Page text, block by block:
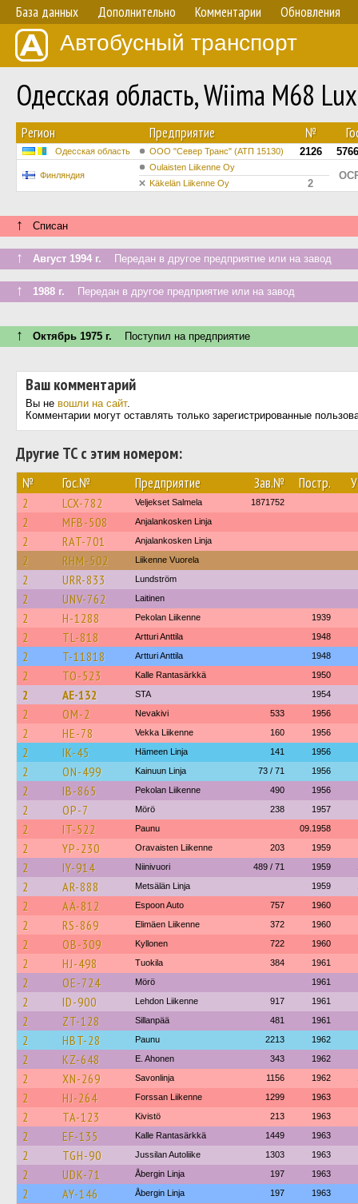
База данных Дополнительно Комментарии Обновления
Автобусный транспорт
Одесская область, Wiima M68
Регион Предприятие №
Одесская область ООО "Север Транс" (АТП 15130) 2126
Финляндия
Oulaisten Liikenne Oy
Käkelän Liikenne Oy 2
↑ Списан
↑ Август 1994 г. Передан в другое предприятие или на завод
↑ 1988 г. Передан в другое предприятие или на завод
↑ Октябрь 1975 г. Поступил на предприятие
Ваш комментарий
Вы не вошли на сайт.
Комментарии могут оставлять только зарегистрированные
Другие ТС с этим номером:
№ Гос.№ Предприятие Зав.№ Постр.
2 LCX-782 Veljekset Salmela 1871752
2 MFB-508 Anjalankosken Linja
2 RAT-701 Anjalankosken Linja
2 RHM-502 Liikenne Vuorela
2 URR-833 Lundström
2 UNV-762 Laitinen
2 H-1288 Pekolan Liikenne 1939
2 TL-818 Artturi Anttila 1948
2 T-11818 Artturi Anttila 1948
2 TO-523 Kalle Rantasärkkä 1950
2 AE-132 STA 1954
2 OM-2 Nevakivi 533 1956
2 HE-78 Vekka Liikenne 160 1956
2 IK-45 Hämeen Linja 141 1956
2 ON-499 Kainuun Linja 73 / 71 1956
2 IB-865 Pekolan Liikenne 490 1956
2 OP-7 Mörö 238 1957
2 IT-522 Paunu 09.1958
2 YP-230 Oravaisten Liikenne 203 1959
2 IY-914 Niinivuori 489 / 71 1959
2 AR-888 Metsälän Linja 1959
2 AÄ-812 Espoon Auto 757 1960
2 RS-869 Elimäen Liikenne 372 1960
2 OB-309 Kyllonen 722 1960
2 HJ-498 Tuokila 384 1961
2 OE-724 Mörö 1961
2 ID-900 Lehdon Liikenne 917 1961
2 ZT-128 Sillanpää 481 1961
2 HBT-28 Paunu 2213 1962
2 KZ-648 E. Ahonen 343 1962
2 XN-269 Savonlinja 1156 1962
2 HJ-264 Forssan Liikenne 1299 1963
2 TA-123 Kivistö 213 1963
2 EF-135 Kalle Rantasärkkä 1449 1963
2 TGH-90 Jussilan Autoliike 1303 1963
2 UDK-71 Åbergin Linja 197 1963
2 AY-146 Åbergin Linja 197 1963